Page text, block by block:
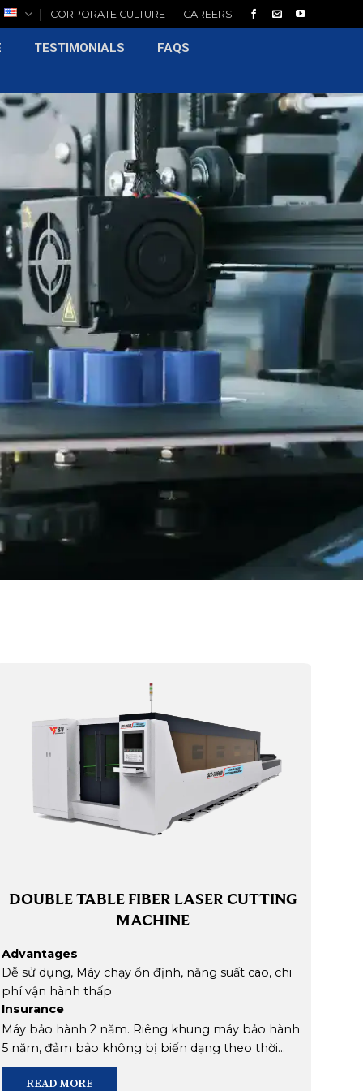
CORPORATE CULTURE CAREERS
TESTIMONIALS FAQS
DOUBLE TABLE FIBER LASER CUTTING
MACHINE
Advantages
Dễ sử dụng, Máy chạy ổn định, năng suất cao, chi
phí vận hành thấp
Máy cắt laser fiber dạng bàn máy bằng thép tấm,
trọng lượng nặng, không bị biến dạng theo thời
gian khi chạy ở tốc độ cao
Insurance
Máy bảo hành 2 năm. Riêng khung máy bảo hành
5 năm, đảm bảo không bị biến dạng theo thời
gian khi chạy ở tốc độ cao
Chú Thích: Đã cung cấp cho thị trường 10 máy tại
READ MORE